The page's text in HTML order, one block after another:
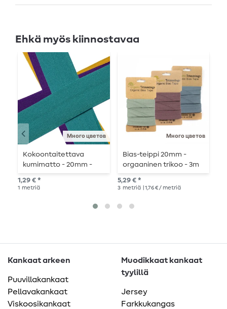
Ehkä myös kiinnostavaa
Много цветов
Kokoontaitettava
kumimatto - 20mm -
metritavarana
1,29 € *
1 metriä
Много цветов
Bias-teippi 20mm -
orgaaninen trikoo - 3m
pitkä
5,29 € *
3 metriä | 1,76 € / metriä
Kankaat arkeen
Puuvillakankaat
Pellavakankaat
Viskoosikankaat
Muodikkaat kankaat
tyylillä
Jersey
Farkkukangas